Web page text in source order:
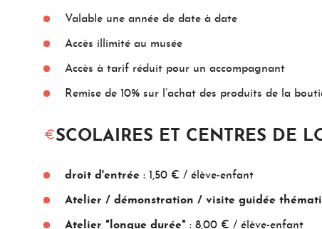
Valable une année de date à date
Accès illimité au musée
Accès à tarif réduit pour un accompagnant
Remise de 10% sur l’achat des produits de la
SCOLAIRES ET CENTRES DE
droit d'entrée : 1,50 € / élève-enfant
Atelier / démonstration / visite guidée
Atelier "longue durée" : 8,00 € / élève-enfant